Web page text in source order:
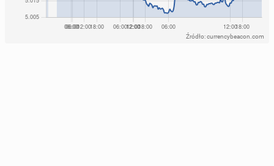
Źródło: currencybeacon.com